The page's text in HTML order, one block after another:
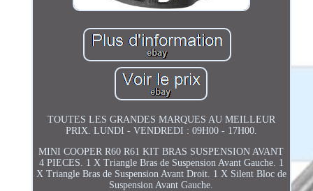
TOUTES LES GRANDES MARQUES AU MEILLEUR
PRIX. LUNDI - VENDREDI : 09H00 - 17H00.
MINI COOPER R60 R61 KIT BRAS SUSPENSION AVANT
4 PIECES. 1 X Triangle Bras de Suspension Avant Gauche. 1
X Triangle Bras de Suspension Avant Droit. 1 X Silent Bloc de
Suspension Avant Gauche.